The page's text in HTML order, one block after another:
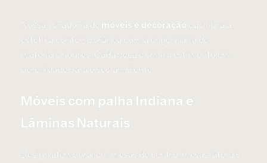
Nossa curadoria de moveis e decoração equilibra a
estética contemporânea com a engenharia de
materiais nobres. Cada peça é um investimento em
perenidade para o seu ambiente.
Móveis com palha Indiana e
Lâminas Naturais
Design atemporal em mesas de centro, mesas laterais